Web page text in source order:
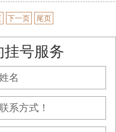
下一页 尾页
挂号服务